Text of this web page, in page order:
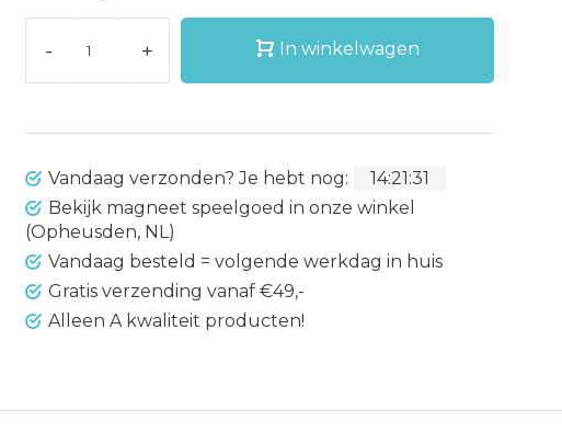
- + In winkelwagen
Vandaag verzonden? Je hebt nog: 14:21:30
Bekijk magneet speelgoed in onze winkel
(Opheusden, NL)
Vandaag besteld = volgende werkdag in huis
Gratis verzending vanaf €49,-
Alleen A kwaliteit producten!